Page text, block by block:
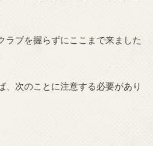
ラブを握らずにここまで来ました
、次のことに注意する必要があり